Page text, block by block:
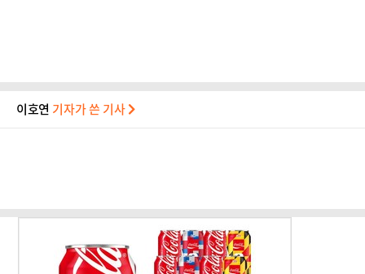
이호연 기자가 쓴 기사